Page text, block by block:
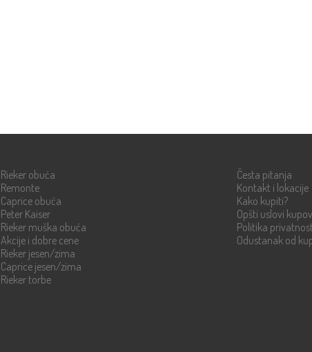
Rieker obuća
Remonte
Caprice obuća
Peter Kaiser
Rieker muška obuća
Akcije i dobre cene
Rieker jesen/zima
Caprice jesen/zima
Rieker torbe
Česta pitanja
Kontakt i lokacije
Kako kupiti?
Opšti uslovi
Politika
Odustanak od